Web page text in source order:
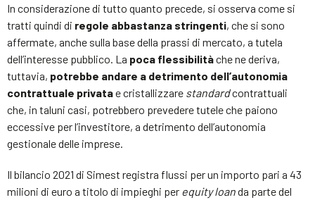
In considerazione di tutto quanto precede, si osserva come si
tratti quindi di regole abbastanza stringenti, che si sono
affermate, anche sulla base della prassi di mercato, a tutela
dell’interesse pubblico. La poca flessibilitàche ne deriva,
tuttavia, potrebbe andare a detrimento dell’autonomia
contrattuale privatae cristallizzare standardcontrattuali
che, in taluni casi, potrebbero prevedere tutele che paiono
eccessive per l’investitore, a detrimento dell’autonomia
gestionale delle imprese.
Il bilancio 2021 di Simest registra flussi per un importo pari a 43
milioni di euro a titolo di impieghi per equity loanda parte del